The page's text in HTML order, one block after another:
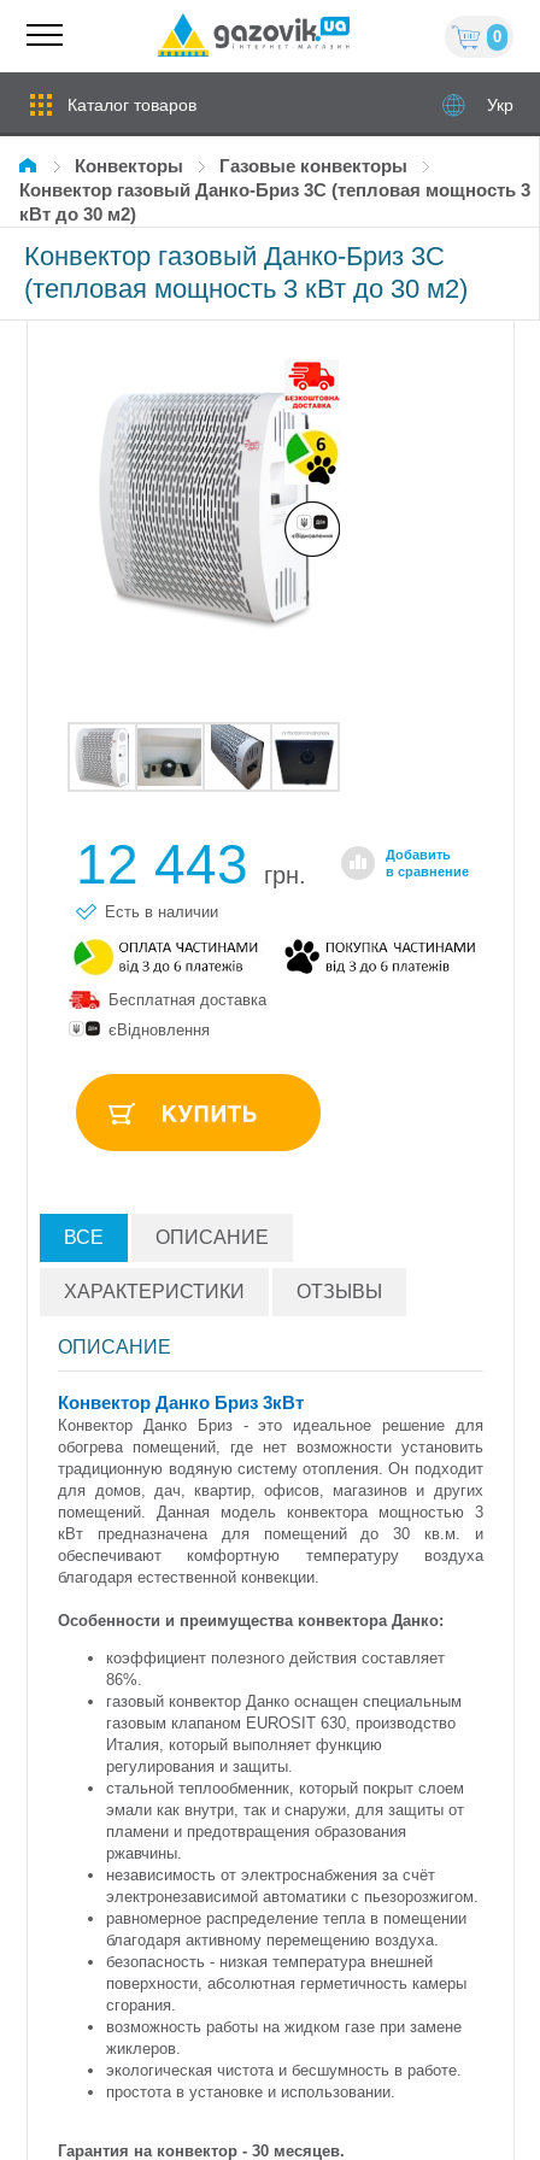
0
Каталог товаров Укр
Конвекторы
Газовые конвекторы
Конвектор газовый Данко-Бриз 3С (тепловая мощность 3
кВт до 30 м2)
Конвектор газовый Данко-Бриз 3С
(тепловая мощность 3 кВт до 30 м2)
12 443 грн.
Добавить
в сравнение
Есть в наличии
Бесплатная доставка
єВідновлення
ВСЕ ОПИСАНИЕ
ХАРАКТЕРИСТИКИ ОТЗЫВЫ
ОПИСАНИЕ
Конвектор Данко Бриз 3кВт
Конвектор Данко Бриз - это идеальное решение для
обогрева помещений, где нет возможности установить
традиционную водяную систему отопления. Он подходит
для домов, дач, квартир, офисов, магазинов и других
помещений. Данная модель конвектора мощностью 3
кВт предназначена для помещений до 30 кв.м. и
обеспечивают комфортную температуру воздуха
благодаря естественной конвекции.
Особенности и преимущества конвектора Данко:
коэффициент полезного действия составляет
86%.
газовый конвектор Данко оснащен специальным
газовым клапаном EUROSIT 630, производство
Италия, который выполняет функцию
регулирования и защиты.
стальной теплообменник, который покрыт слоем
эмали как внутри, так и снаружи, для защиты от
пламени и предотвращения образования
ржавчины.
независимость от электроснабжения за счёт
электронезависимой автоматики с пьезорозжигом.
равномерное распределение тепла в помещении
благодаря активному перемещению воздуха.
безопасность - низкая температура внешней
поверхности, абсолютная герметичность камеры
сгорания.
возможность работы на жидком газе при замене
жиклеров.
экологическая чистота и бесшумность в работе.
простота в установке и использовании.
Гарантия на конвектор - 30 месяцев.